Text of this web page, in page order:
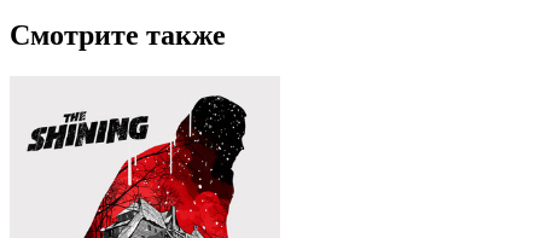
Смотрите также